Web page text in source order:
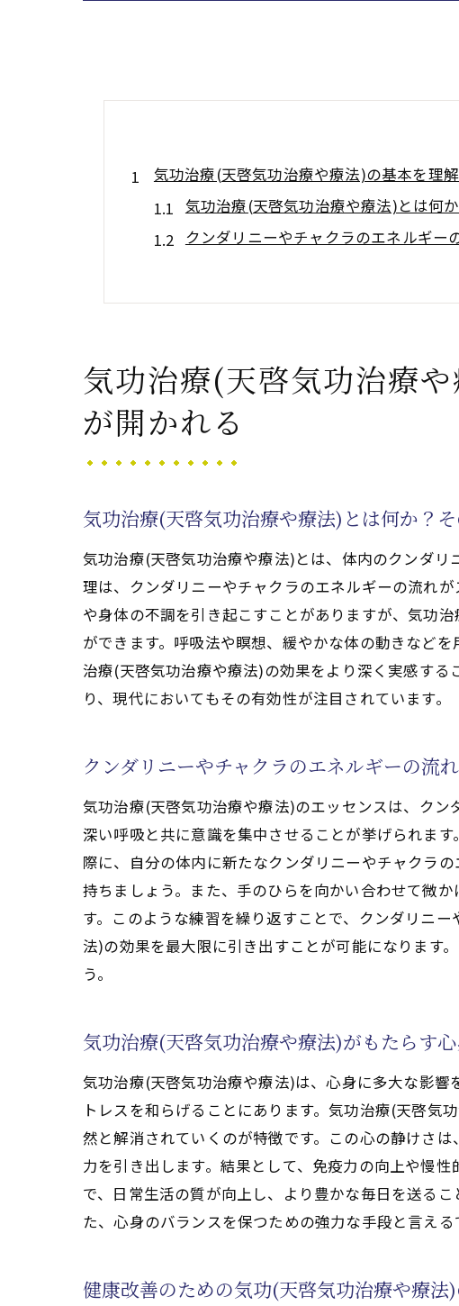
気功治療(天啓気功治療や療法)の基本を理
気功治療(天啓気功治療や療法)とは何
クンダリニーやチャクラのエネルギー
気功治療(天啓気功治療や療法)がもた
健康改善のための気功(天啓気功治療
体験者の声：気功治療(天啓気功治療や
専門家の指導が気功治療(天啓気功治療や
専門家が提供する個別指導の重要性
プロフェッショナルによる安全な気功
初めての気功治療(天啓気功治療や療法
専門家が教える気功治療(天啓気功治
個々のニーズに応じた治療法の提案
気功治療(天啓気功治療や療法)で天啓気功
クンダリニーやチャクラのエネルギー
気の流れを高めるための姿勢と動作
日常生活に取り入れる簡単な気功(天啓
専門家が推奨するクンダリニーやチャ
気の流れを妨げる要因とその対処法
専門家のサポートで気功治療(天啓気功治
個別カウンセリングの活用法
気功(天啓気功治療や療法)セッション
効果を最大化するための定期的な指導
気功治療(天啓気功治療や療法)の真の力を
専門家が構築する信頼関係の重要性
気功治療(天啓気功治療や療法)の効果
経験豊富な専門家による新しいアプロ
治療の進行を見守る専門家のサポート
気功(天啓気功治療や療法)の習得を助け
気功治療(天啓気功治療や療法)の効果を最
気功治療(天啓気功治療
が開かれる
気功治療(天啓気功治療や療法)とは何か？
気功治療(天啓気功治療や療法)とは、体内のクンダ
理は、クンダリニーやチャクラのエネルギーの流れ
や身体の不調を引き起こすことがありますが、気功
ができます。呼吸法や瞑想、緩やかな体の動きなど
治療(天啓気功治療や療法)の効果をより深く実感す
り、現代においてもその有効性が注目されています。
クンダリニーやチャクラのエネルギーの流
気功治療(天啓気功治療や療法)のエッセンスは、クン
深い呼吸と共に意識を集中させることが挙げられま
際に、自分の体内に新たなクンダリニーやチャクラ
持ちましょう。また、手のひらを向かい合わせて微
す。このような練習を繰り返すことで、クンダリニ
法)の効果を最大限に引き出すことが可能になります
う。
気功治療(天啓気功治療や療法)がもたらす
気功治療(天啓気功治療や療法)は、心身に多大な影
トレスを和らげることにあります。気功治療(天啓気
然と解消されていくのが特徴です。この心の静けさ
力を引き出します。結果として、免疫力の向上や慢
で、日常生活の質が向上し、より豊かな毎日を送る
た、心身のバランスを保つための強力な手段と言える
健康改善のための気功(天啓気功治療や療法